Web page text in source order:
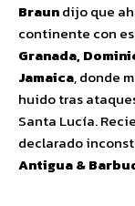
Braundijo que
continente con
Granada,
Jamaica, donde
huido tras
Santa Lucía.
declarado
Antigua &